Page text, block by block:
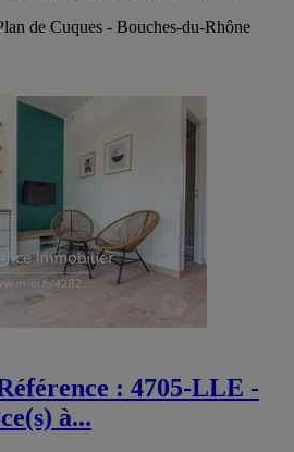
de Cuques - Bouches-du-Rhône
: 4705-LLE -
à...